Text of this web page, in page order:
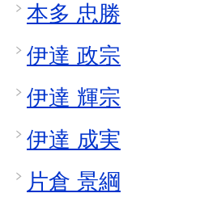
本多 忠勝
伊達 政宗
伊達 輝宗
伊達 成実
片倉 景綱